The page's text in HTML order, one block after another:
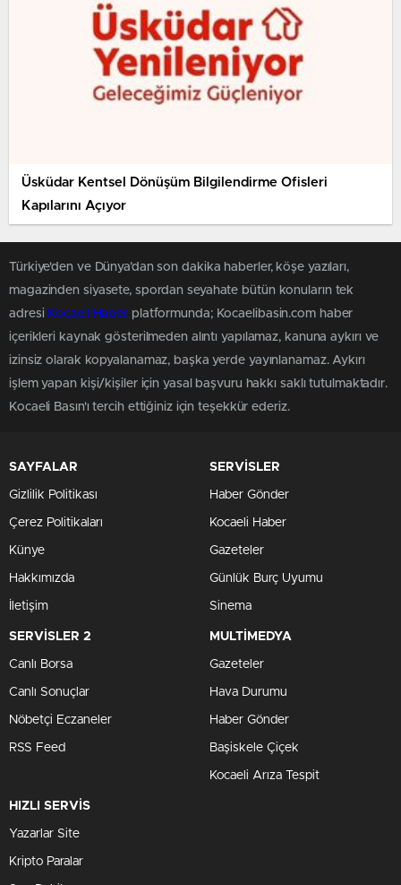
Üsküdar Kentsel Dönüşüm Bilgilendirme Ofisleri
Kapılarını Açıyor
Türkiye'den ve Dünya’dan son dakika haberler, köşe yazıları,
magazinden siyasete, spordan seyahate bütün konuların tek
adresi Kocaeli Haber platformunda; Kocaelibasin.com haber
içerikleri kaynak gösterilmeden alıntı yapılamaz, kanuna aykırı ve
izinsiz olarak kopyalanamaz, başka yerde yayınlanamaz. Aykırı
işlem yapan kişi/kişiler için yasal başvuru hakkı saklı tutulmaktadır.
Kocaeli Basın'ı tercih ettiğiniz için teşekkür ederiz.
SAYFALAR
Gizlilik Politikası
Çerez Politikaları
Künye
Hakkımızda
İletişim
SERVİSLER
Haber Gönder
Kocaeli Haber
Gazeteler
Günlük Burç Uyumu
Sinema
SERVİSLER 2
Canlı Borsa
Canlı Sonuçlar
Nöbetçi Eczaneler
RSS Feed
MULTİMEDYA
Gazeteler
Hava Durumu
Haber Gönder
Başiskele Çiçek
Kocaeli Arıza Tespit
HIZLI SERVİS
Yazarlar Site
Kripto Paralar